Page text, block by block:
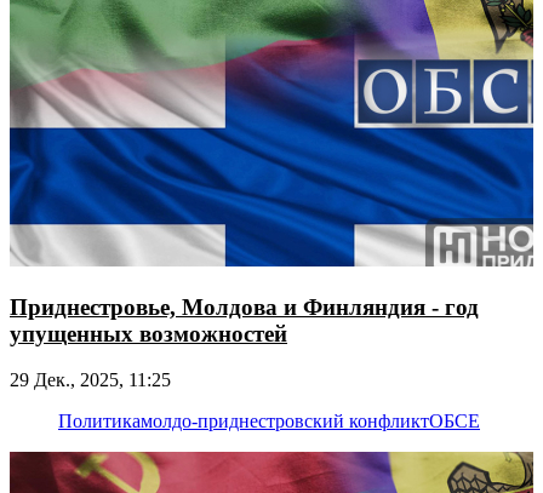
Приднестровье, Молдова и Финляндия - год
упущенных возможностей
29 Дек., 2025, 11:25
Политикамолдо-приднестровский конфликтОБСЕ